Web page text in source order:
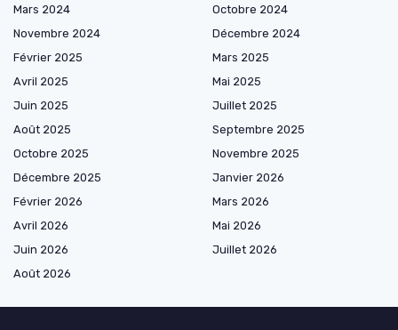
Mars 2024
Octobre 2024
Novembre 2024
Décembre 2024
Février 2025
Mars 2025
Avril 2025
Mai 2025
Juin 2025
Juillet 2025
Août 2025
Septembre 2025
Octobre 2025
Novembre 2025
Décembre 2025
Janvier 2026
Février 2026
Mars 2026
Avril 2026
Mai 2026
Juin 2026
Juillet 2026
Août 2026